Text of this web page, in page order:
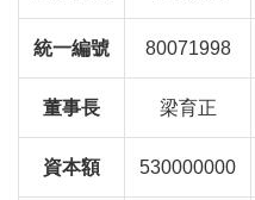
統一編號 80071998
董事長 梁育正
資本額 530000000